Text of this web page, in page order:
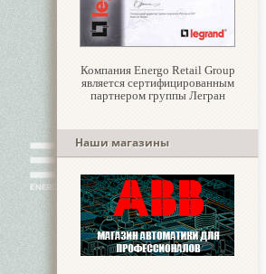
Компания Energo Retail Group
является сертифицированным
партнером группы Легран
Наши магазины